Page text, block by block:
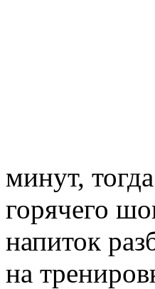
минут,
горячего
напиток
на